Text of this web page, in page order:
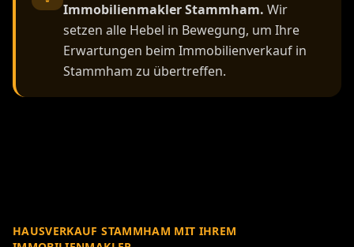
Immobilienmakler Stammham. Wir
setzen alle Hebel in Bewegung, um Ihre
Erwartungen beim Immobilienverkauf in
Stammham zu übertreffen.
HAUSVERKAUF STAMMHAM MIT IHREM